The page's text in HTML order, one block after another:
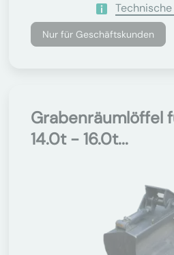
Nur für Geschäftskunden
Grabenräumlöffel
14.0t - 16.0t...